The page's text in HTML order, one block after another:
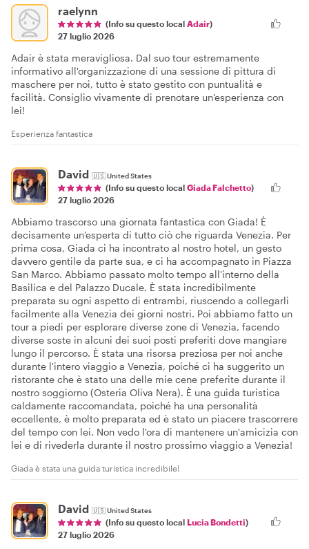
raelynn
(Info su questo local Adair)
27 luglio 2026
Adair è stata meravigliosa. Dal suo tour estremamente
informativo all'organizzazione di una sessione di pittura di
maschere per noi, tutto è stato gestito con puntualità e
facilità. Consiglio vivamente di prenotare un'esperienza con
lei!
Esperienza fantastica
David 🇺🇸United States
(Info su questo local Giada Falchetto)
27 luglio 2026
Abbiamo trascorso una giornata fantastica con Giada! È
decisamente un'esperta di tutto ciò che riguarda Venezia. Per
prima cosa, Giada ci ha incontrato al nostro hotel, un gesto
davvero gentile da parte sua, e ci ha accompagnato in Piazza
San Marco. Abbiamo passato molto tempo all'interno della
Basilica e del Palazzo Ducale. È stata incredibilmente
preparata su ogni aspetto di entrambi, riuscendo a collegarli
facilmente alla Venezia dei giorni nostri. Poi abbiamo fatto un
tour a piedi per esplorare diverse zone di Venezia, facendo
diverse soste in alcuni dei suoi posti preferiti dove mangiare
lungo il percorso. È stata una risorsa preziosa per noi anche
durante l'intero viaggio a Venezia, poiché ci ha suggerito un
ristorante che è stato una delle mie cene preferite durante il
nostro soggiorno (Osteria Oliva Nera). È una guida turistica
caldamente raccomandata, poiché ha una personalità
eccellente, è molto preparata ed è stato un piacere trascorrere
del tempo con lei. Non vedo l'ora di mantenere un'amicizia con
lei e di rivederla durante il nostro prossimo viaggio a Venezia!
Giada è stata una guida turistica incredibile!
David 🇺🇸United States
(Info su questo local Lucia Bondetti)
27 luglio 2026